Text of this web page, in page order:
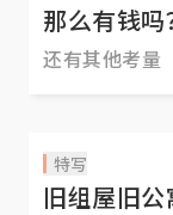
那么有钱吗
还有其他考量
特写
旧组屋旧